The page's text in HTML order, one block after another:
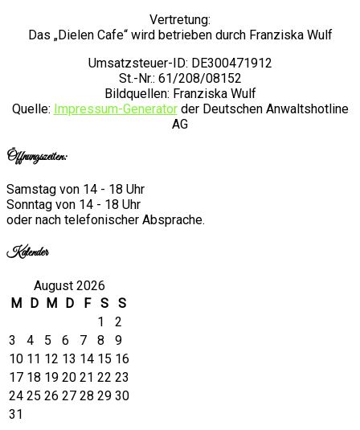
Vertretung:
Das „Dielen Cafe“ wird betrieben durch Franziska Wulf
Umsatzsteuer-ID: DE300471912
St.-Nr.: 61/208/08152
Bildquellen: Franziska Wulf
Quelle: Impressum-Generatorder Deutschen Anwaltshotline
AG
Öffnungszeiten:
Samstag von 14 - 18 Uhr
Sonntag von 14 - 18 Uhr
oder nach telefonischer Absprache.
Kalender
August 2026
M D M D F S
S
1
2
3
4 5 6 7 8
9
10 11 12 13 14 15 16
17 18 19 20 21 22 23
24 25 26 27 28 29 30
31